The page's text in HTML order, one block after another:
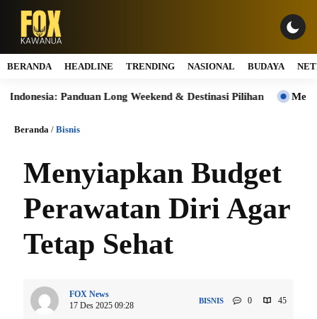
BERANDA HEADLINE TRENDING NASIONAL BUDAYA
Long Weekend & Destinasi Pilihan Merdeka
Beranda / Bisnis
Menyiapkan Budget
Perawatan Diri Agar
Tetap Sehat
FOX News
17 Des 2025 09:28
BISNIS 0 45